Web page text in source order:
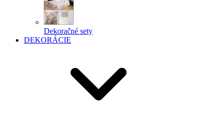
Dekoračné sety
DEKORÁCIE